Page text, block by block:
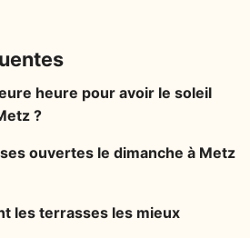
heure pour avoir le soleil
?
ouvertes le dimanche à Metz
les terrasses les mieux